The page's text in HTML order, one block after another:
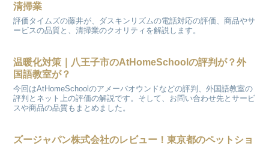
清掃業
評価タイムズの藤井が、ダスキンリズムの電話対応の評価、商品やサ
ービスの品質と、清掃業のクオリティを解説します。
温暖化対策｜八王子市のAtHomeSchoolの評判が？外
国語教室が？
今回はAtHomeSchoolのアメーバオウンドなどの評判、外国語教室の
評判とネット上の評価の解説です。そして、お問い合わせ先とサービ
スや商品の品質もまとめました。
ズージャパン株式会社のレビュー！東京都のペットショ